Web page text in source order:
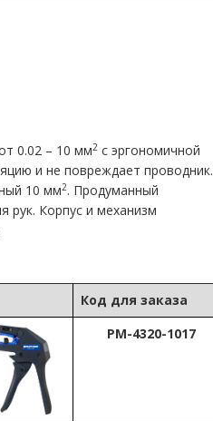
0.02 – 10 мм2с эргономичной
и не повреждает проводник.
10 мм2. Продуманный
рук. Корпус и механизм
Код для заказа
PM-4320-1017